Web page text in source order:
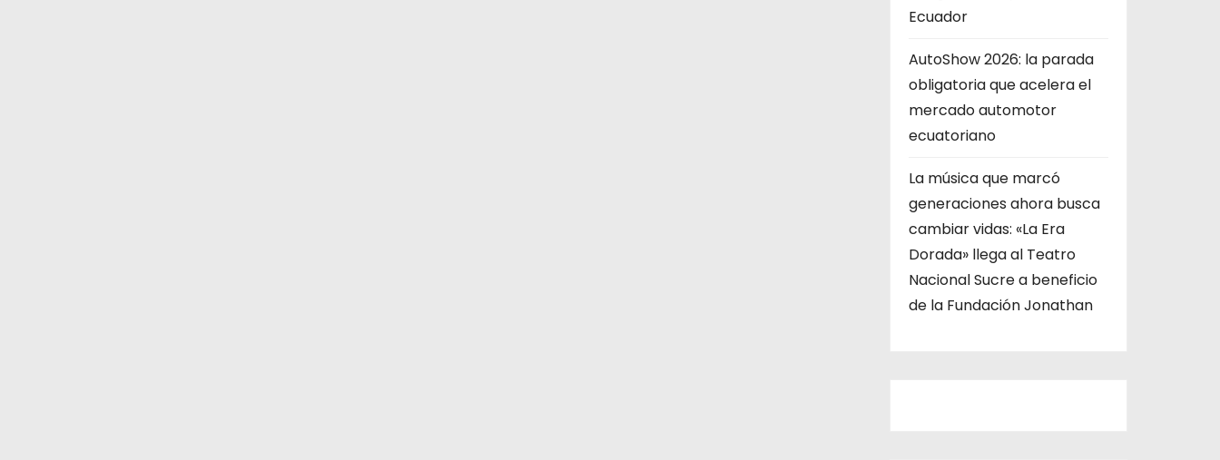
Ecuador
AutoShow 2026: la parada
obligatoria que acelera el
mercado automotor
ecuatoriano
La música que marcó
generaciones ahora busca
cambiar vidas: «La Era
Dorada» llega al Teatro
Nacional Sucre a beneficio
de la Fundación Jonathan